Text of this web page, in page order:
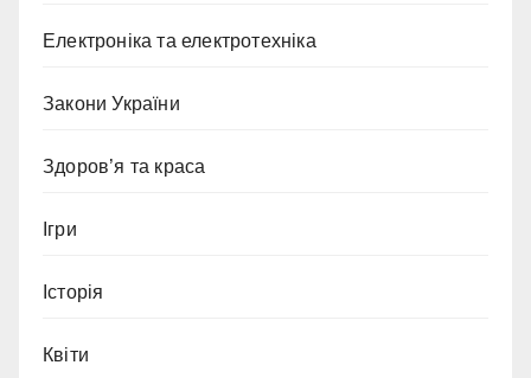
Електроніка та електротехніка
Закони України
Здоров’я та краса
Ігри
Історія
Квіти